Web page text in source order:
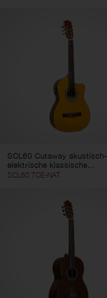
SCL60 Cutaway akustisch-
elektrische klassische...
SCL60 TCE-NAT